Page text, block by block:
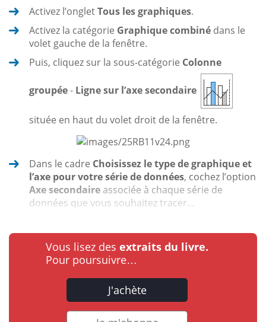
Activez l’ongletTous les graphiques.
Activez la catégorie Graphique combiné dans le
volet gauche de la fenêtre.
Puis, cliquez sur la sous-catégorie Colonne
groupée- Ligne sur l’axe secondaire
située en haut du volet droit de la fenêtre.
Dans le cadre Choisissez le type de graphique et
l’axe pour votre série de données, cochez l’option
Axe secondaire associée à chaque série de
données que vous souhaitez tracer...
Vous lisez des extraits du livre.
Pour poursuivre…
J'achète